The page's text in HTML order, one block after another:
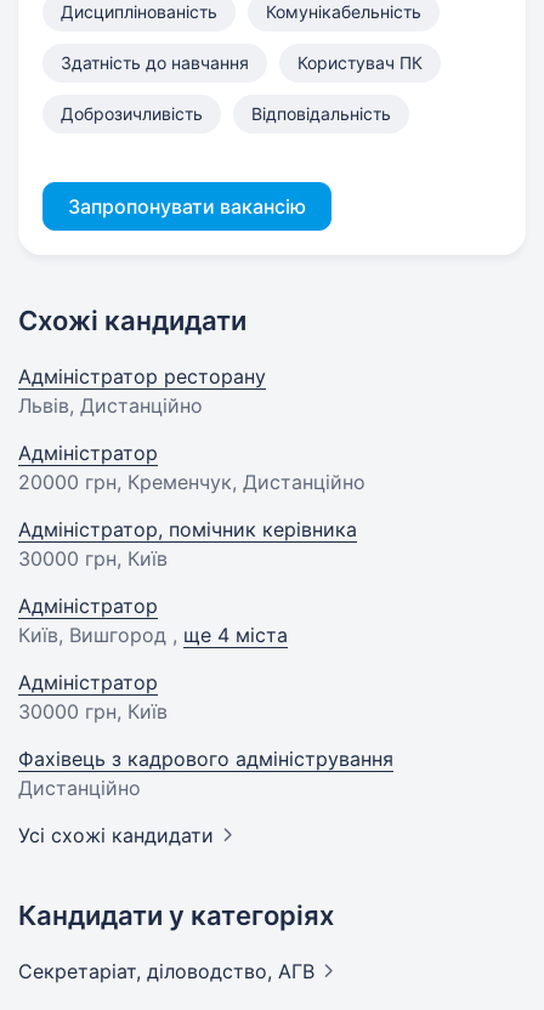
Дисциплінованість Комунікабельність
Здатність до навчання Користувач ПК
Доброзичливість Відповідальність
Запропонувати вакансію
Схожі кандидати
Адміністратор ресторану
Львів, Дистанційно
Адміністратор
20000 грн, Кременчук, Дистанційно
Адміністратор, помічник керівника
30000 грн, Київ
Адміністратор
Київ, Вишгород , ще 4 міста
Адміністратор
30000 грн, Київ
Фахівець з кадрового адміністрування
Дистанційно
Усі схожі кандидати
Кандидати у категоріях
Секретаріат, діловодство, АГВ